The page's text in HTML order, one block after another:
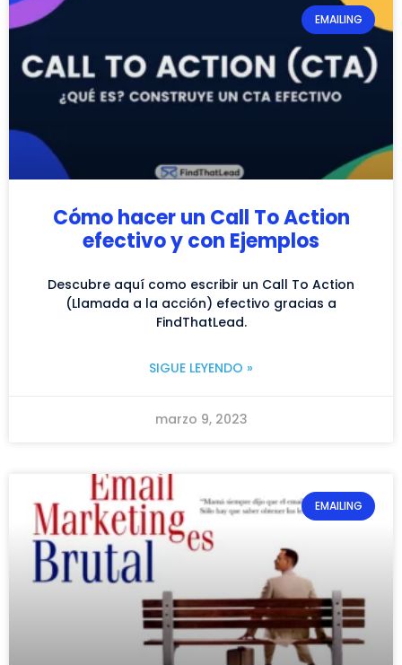
EMAILING
Cómo hacer un Call To Action
efectivo y con Ejemplos
Descubre aquí como escribir un Call To Action
(Llamada a la acción) efectivo gracias a
FindThatLead.
SIGUE LEYENDO »
marzo 9, 2023
EMAILING